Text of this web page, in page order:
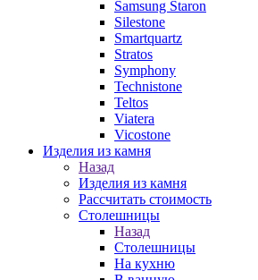
Samsung Staron
Silestone
Smartquartz
Stratos
Symphony
Technistone
Teltos
Viatera
Vicostone
Изделия из камня
Назад
Изделия из камня
Рассчитать стоимость
Столешницы
Назад
Столешницы
На кухню